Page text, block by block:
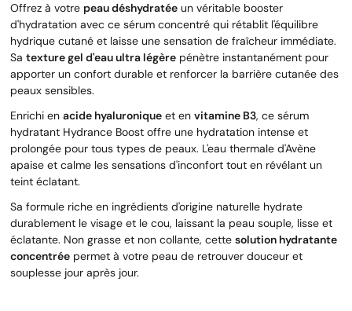
Offrez à votre peau déshydratée un véritable booster
d'hydratation avec ce sérum concentré qui rétablit l'équilibre
hydrique cutané et laisse une sensation de fraîcheur immédiate.
Sa texture gel d'eau ultra légère pénètre instantanément pour
apporter un confort durable et renforcer la barrière cutanée des
peaux sensibles.
Enrichi en acide hyaluronique et en vitamine B3, ce sérum
hydratant Hydrance Boost offre une hydratation intense et
prolongée pour tous types de peaux. L'eau thermale d'Avène
apaise et calme les sensations d'inconfort tout en révélant un
teint éclatant.
Sa formule riche en ingrédients d'origine naturelle hydrate
durablement le visage et le cou, laissant la peau souple, lisse et
éclatante. Non grasse et non collante, cette solution hydratante
concentrée permet à votre peau de retrouver douceur et
souplesse jour après jour.